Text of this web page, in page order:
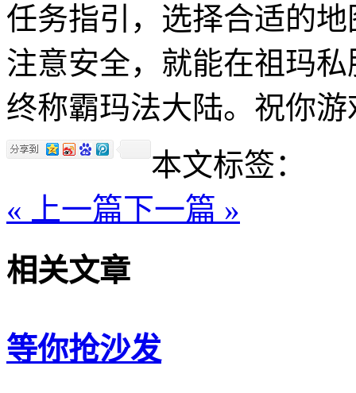
任务指引，选择合适的
注意安全，就能在祖玛
终称霸玛法大陆。祝你
本文标签：
« 上一篇下一篇 »
相关文章
等你抢沙发